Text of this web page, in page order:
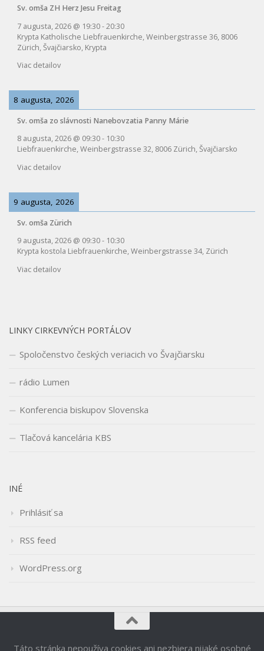
Sv. omša ZH Herz Jesu Freitag
7 augusta, 2026 @ 19:30-20:30
Krypta Katholische Liebfrauenkirche, Weinbergstrasse 36, 8006
Zürich, Švajčiarsko, Krypta
Viac detailov
8 augusta, 2026
Sv. omša zo slávnosti Nanebovzatia Panny Márie
8 augusta, 2026 @ 09:30- 10:30
Liebfrauenkirche, Weinbergstrasse 32, 8006 Zürich, Švajčiarsko
Viac detailov
9 augusta, 2026
Sv. omša Zürich
9 augusta, 2026 @ 09:30- 10:30
Krypta kostola Liebfrauenkirche, Weinbergstrasse 34, Zürich
Viac detailov
LINKY CIRKEVNÝCH PORTÁLOV
Spoločenstvo českých veriacich vo Švajčiarsku
rádio Lumen
Konferencia biskupov Slovenska
Tlačová kancelária KBS
INÉ
Prihlásiť sa
RSS feed
WordPress.org
Táto stránka nepoužíva cookies ani nezbiera nijaké osobné